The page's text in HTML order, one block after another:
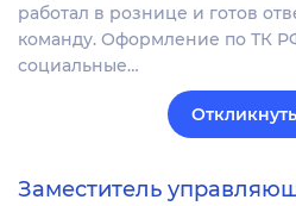
работал в рознице и готов
команду. Оформление по ТК
социальные…
Заместитель